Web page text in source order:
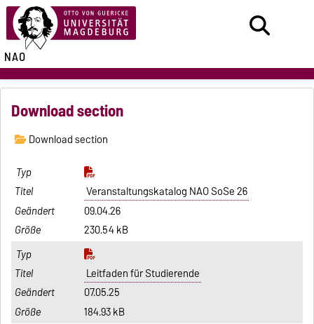
NAO
Download section
Download section
Veranstaltungskatalog NAO SoSe 26
09.04.26
230.54 kB
Leitfaden für Studierende
07.05.25
184.93 kB